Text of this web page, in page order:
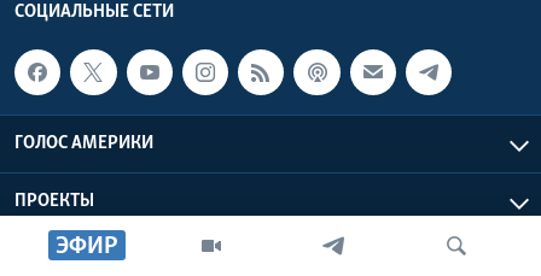
ЭФИР
СОЦИАЛЬНЫЕ СЕТИ
ГОЛОС АМЕРИКИ
ПРОЕКТЫ